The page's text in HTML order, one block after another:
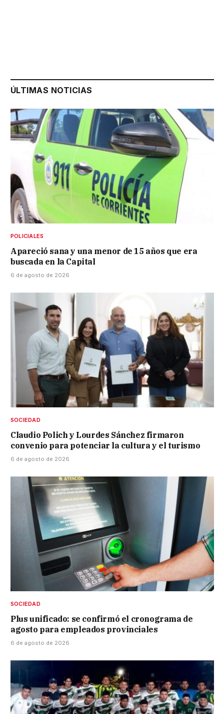
ÚLTIMAS NOTICIAS
POLICIALES
Apareció sana y una menor de 15 años que era
buscada en la Capital
6 de agosto de 2026
SOCIEDAD
Claudio Polich y Lourdes Sánchez firmaron
convenio para potenciar la cultura y el turismo
6 de agosto de 2026
SOCIEDAD
Plus unificado: se confirmó el cronograma de
agosto para empleados provinciales
6 de agosto de 2026